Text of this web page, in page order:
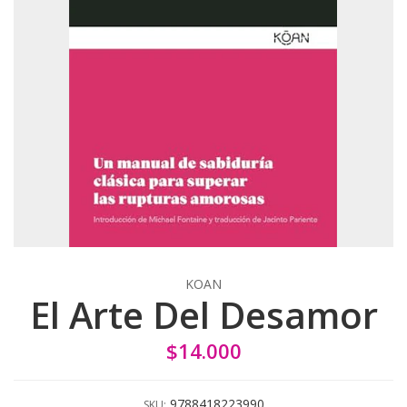
KOAN
El Arte Del Desamor
$14.000
9788418223990